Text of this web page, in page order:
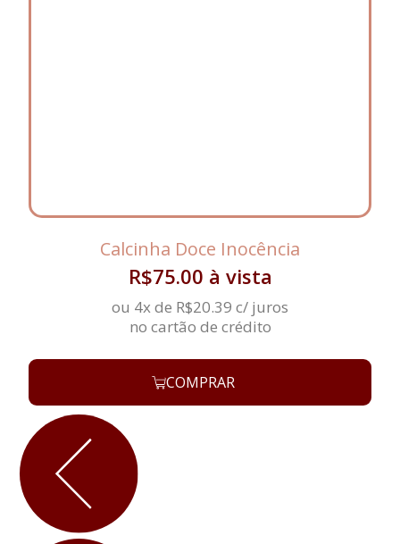
Calcinha Doce Inocência
R$75.00 à vista
ou 4x de R$20.39 c/ juros
no cartão de crédito
COMPRAR